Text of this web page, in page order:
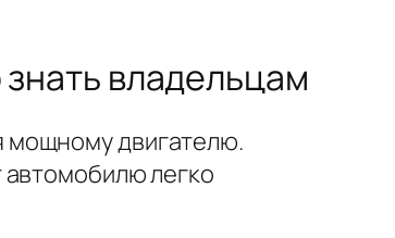
владельцам
мощному двигателю.
легко